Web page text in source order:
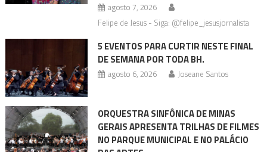
agosto 7, 2026
Felipe de Jesus - Siga: @felipe_jesusjornalista
5 EVENTOS PARA CURTIR NESTE FINAL
DE SEMANA POR TODA BH.
agosto 6, 2026 Joseane Santos
ORQUESTRA SINFÔNICA DE MINAS
GERAIS APRESENTA TRILHAS DE FILMES
NO PARQUE MUNICIPAL E NO PALÁCIO